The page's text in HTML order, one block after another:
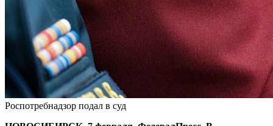
Роспотребнадзор подал в суд